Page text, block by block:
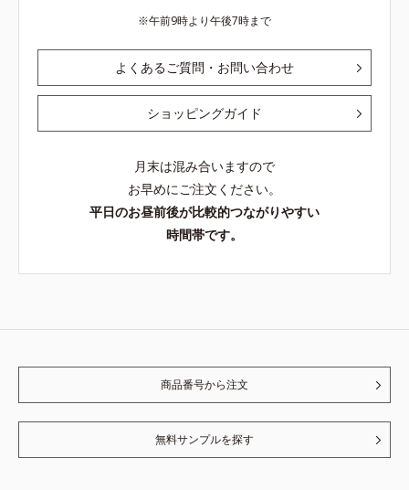
午前9時より午後7時まで
よくあるご質問・お問い合わせ
ショッピングガイド
月末は混み合いますので
お早めにご注文ください。
平日のお昼前後が比較的つながりやすい
時間帯です。
商品番号から注文
無料サンプルを探す